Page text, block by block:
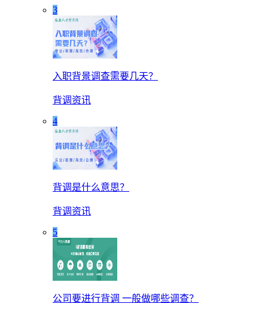
3
入职背景调查需要几天？
背调资讯
4
背调是什么意思？
背调资讯
5
公司要进行背调 一般做哪些调查？